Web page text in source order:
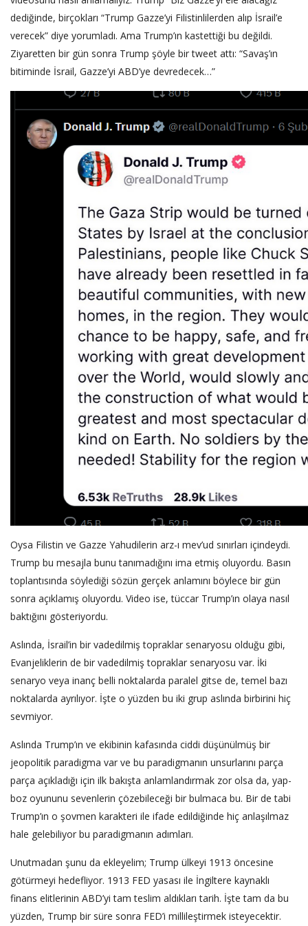
dediğinde, birçokları “Trump Gazze’yi Filistinlilerden alıp İsrail’e
verecek” diye yorumladı. Ama Trump’ın kastettiği bu değildi.
Ziyaretten bir gün sonra Trump şöyle bir tweet attı: “Savaş’ın
bitiminde İsrail, Gazze’yi ABD’ye devredecek…”
Oysa Filistin ve Gazze Yahudilerin arz-ı mev’ud sınırları içindeydi.
Trump bu mesajla bunu tanımadığını ima etmiş oluyordu. Basın
toplantısında söylediği sözün gerçek anlamını böylece bir gün
sonra açıklamış oluyordu. Video ise, tüccar Trump’ın olaya nasıl
baktığını gösteriyordu.
Aslında, İsrail’in bir vadedilmiş topraklar senaryosu olduğu gibi,
Evanjeliklerin de bir vadedilmiş topraklar senaryosu var. İki
senaryo veya inanç belli noktalarda paralel gitse de, temel bazı
noktalarda ayrılıyor. İşte o yüzden bu iki grup aslında birbirini hiç
sevmiyor.
Aslında Trump’ın ve ekibinin kafasında ciddi düşünülmüş bir
jeopolitik paradigma var ve bu paradigmanın unsurlarını parça
parça açıkladığı için ilk bakışta anlamlandırmak zor olsa da, yap-
boz oyununu sevenlerin çözebileceği bir bulmaca bu. Bir de tabi
Trump’ın o şovmen karakteri ile ifade edildiğinde hiç anlaşılmaz
hale gelebiliyor bu paradigmanın adımları.
Unutmadan şunu da ekleyelim; Trump ülkeyi 1913 öncesine
götürmeyi hedefliyor. 1913 FED yasası ile İngiltere kaynaklı
finans elitlerinin ABD’yi tam teslim aldıkları tarih. İşte tam da bu
yüzden, Trump bir süre sonra FED’i millileştirmek isteyecektir.